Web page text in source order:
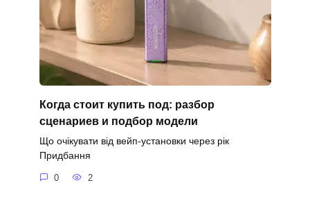
Когда стоит купить под: разбор
сценариев и подбор модели
Що очікувати від вейп-установки через рік
Придбання
0 2